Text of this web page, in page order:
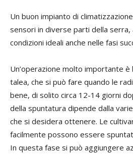
Un buon impianto di
sensori in diverse parti della serra,
condizioni ideali anche nelle fasi
Un’operazione molto importante è
talea, che si può fare quando le
bene, di solito circa 12-14 giorni
della spuntatura dipende dalla
che si desidera ottenere. Le
facilmente possono essere
In questa fase si può aggiungere